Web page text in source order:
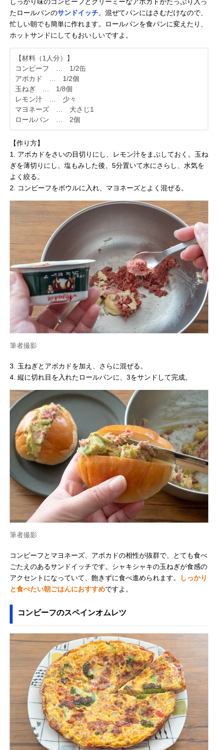
しっかり味のコンビーフとクリーミーなアボカドがたっぷり入っ
たロールパンのサンドイッチ。混ぜてパンにはさむだけなので、
忙しい朝でも簡単に作れます。ロールパンを食パンに変えたり、
ホットサンドにしてもおいしいですよ。
【材料（1人分）】
コンビーフ … 1/2缶
アボカド … 1/2個
玉ねぎ … 1/8個
レモン汁 … 少々
マヨネーズ … 大さじ1
ロールパン … 2個
【作り方】
1. アボカドをさいの目切りにし、レモン汁をまぶしておく。玉ね
ぎを薄切りにし、塩もみした後、5分置いて水にさらし、水気を
よく絞る。
2. コンビーフをボウルに入れ、マヨネーズとよく混ぜる。
筆者撮影
3. 玉ねぎとアボカドを加え、さらに混ぜる。
4. 縦に切れ目を入れたロールパンに、3をサンドして完成。
筆者撮影
コンビーフとマヨネーズ、アボカドの相性が抜群で、とても食べ
ごたえのあるサンドイッチです。シャキシャキの玉ねぎが食感の
アクセントになっていて、飽きずに食べ進められます。
しっかり
と食べたい朝ごはんにおすすめですよ。
コンビーフのスペインオムレツ